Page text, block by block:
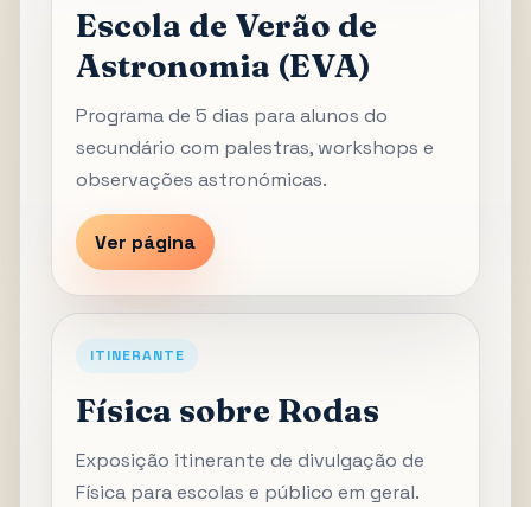
Escola de Verão de
Astronomia (EVA)
Programa de 5 dias para alunos do
secundário com palestras, workshops e
observações astronómicas.
Ver página
ITINERANTE
Física sobre Rodas
Exposição itinerante de divulgação de
Física para escolas e público em geral.